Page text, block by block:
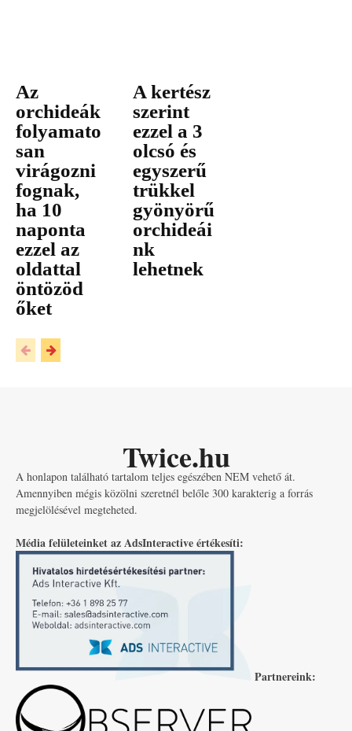
Az
orchideák
folyamato
san
virágozni
fognak,
ha 10
naponta
ezzel az
oldattal
öntözöd
őket
A kertész
szerint
ezzel a 3
olcsó és
egyszerű
trükkel
gyönyörű
orchideái
nk
lehetnek
Twice.hu
A honlapon található tartalom teljes egészében NEM vehető át.
Amennyiben mégis közölni szeretnél belőle 300 karakterig a forrás
megjelölésével megteheted.
Média felületeinket az AdsInteractive értékesíti:
Partnereink: